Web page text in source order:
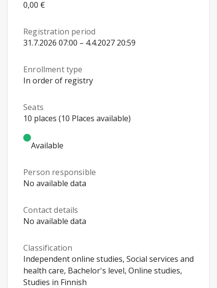
0,00 €
Registration period
31.7.2026 07:00 – 4.4.2027 20:59
Enrollment type
In order of registry
Seats
10 places (10 Places available)
Available
Person responsible
No available data
Contact details
No available data
Classification
Independent online studies, Social services and
health care, Bachelor's level, Online studies,
Studies in Finnish